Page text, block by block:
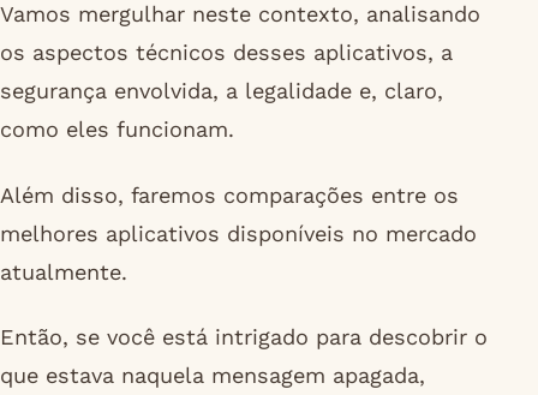
Vamos mergulhar neste contexto, analisando
os aspectos técnicos desses aplicativos, a
segurança envolvida, a legalidade e, claro,
como eles funcionam.
Além disso, faremos comparações entre os
melhores aplicativos disponíveis no mercado
atualmente.
Então, se você está intrigado para descobrir o
que estava naquela mensagem apagada,